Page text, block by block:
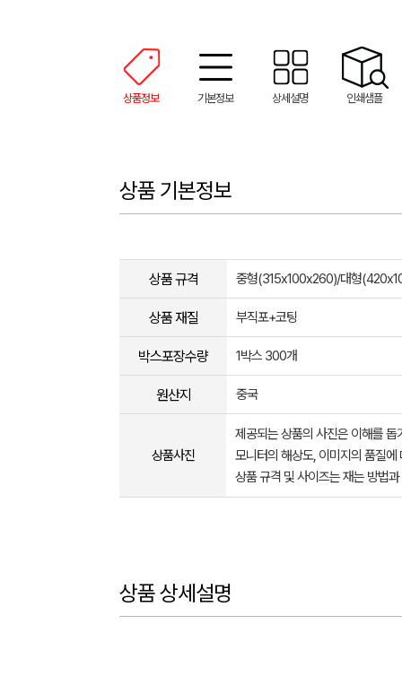
상품정보 기본정보 상세설명 인쇄샘플
상품 기본정보
상품 규격 중형(315x100x260)/대형
상품 재질 부직포+코팅
박스포장수량 1박스 300개
원산지 중국
상품사진
제공되는 상품의 사진은 이해를
모니터의 해상도, 이미지의 품질
상품 규격 및 사이즈는 재는 방법
상품 상세설명